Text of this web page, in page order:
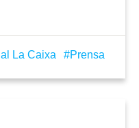
La Caixa Prensa